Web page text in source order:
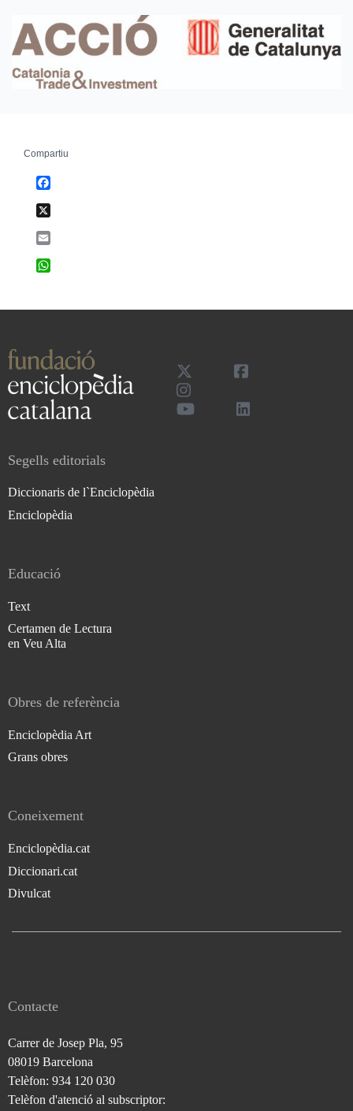
Compartiu
Segells editorials
Diccionaris de l`Enciclopèdia
Enciclopèdia
Educació
Text
Certamen de Lectura
en Veu Alta
Obres de referència
Enciclopèdia Art
Grans obres
Coneixement
Enciclopèdia.cat
Diccionari.cat
Divulcat
Contacte
Carrer de Josep Pla, 95
08019 Barcelona
Telèfon: 934 120 030
Telèfon d'atenció al subscriptor: